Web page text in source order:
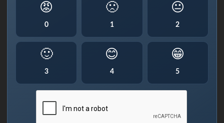
😡
0
🙁
1
😐
2
🙂
3
😊
4
😁
5